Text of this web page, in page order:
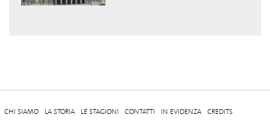
CHI SIAMO LA STORIA LE STAGIONI CONTATTI IN EVIDENZA CREDITS